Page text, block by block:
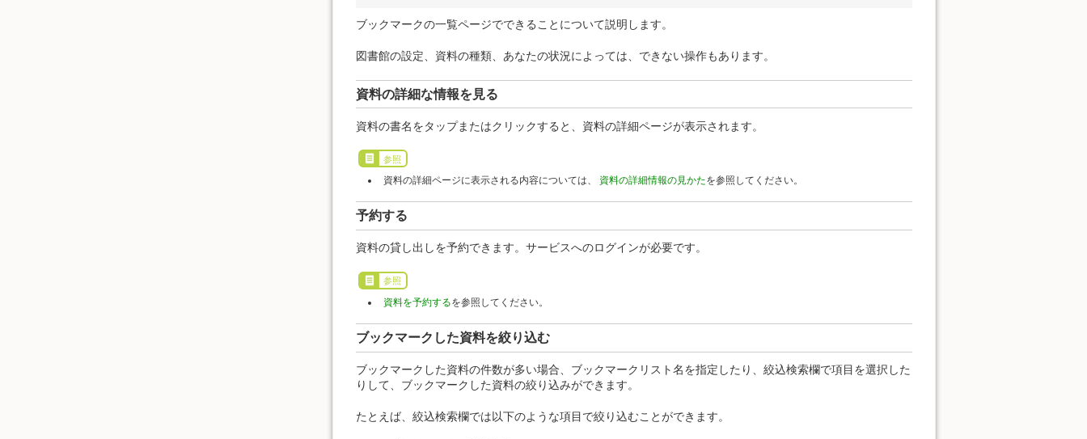
ブックマークの一覧ページでできることについて説明します。
図書館の設定、資料の種類、あなたの状況によっては、できない操作もあります。
資料の詳細な情報を見る
資料の書名をタップまたはクリックすると、資料の詳細ページが表示されます。
参照
資料の詳細ページに表示される内容については、 資料の詳細情報の見かたを参照してください。
予約する
資料の貸し出しを予約できます。サービスへのログインが必要です。
参照
資料を予約するを参照してください。
ブックマークした資料を絞り込む
ブックマークした資料の件数が多い場合、ブックマークリスト名を指定したり、絞込検索欄で項目を選択した
りして、ブックマークした資料の絞り込みができます。
たとえば、絞込検索欄では以下のような項目で絞り込むことができます。